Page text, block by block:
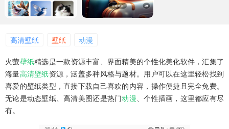
高清壁纸 壁纸 动漫
火萤壁纸精选是一款资源丰富、界面精美的个性化美化软件，汇集了
海量高清壁纸资源，涵盖多种风格与题材。用户可以在这里轻松找到
喜爱的壁纸类型，直接下载自己喜欢的内容，操作便捷且完全免费。
无论是动态壁纸、高清美图还是热门动漫、个性插画，这里都应有尽
有。